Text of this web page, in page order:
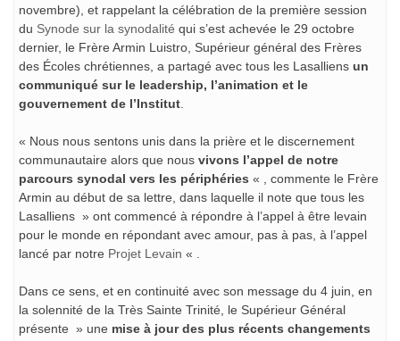
novembre), et rappelant la célébration de la première session
du Synode sur la synodalité qui s’est achevée le 29 octobre
dernier, le Frère Armin Luistro, Supérieur général des Frères
des Écoles chrétiennes, a partagé avec tous les Lasalliens un
communiqué sur le leadership, l’animation et le
gouvernement de l’Institut
« Nous nous sentons unis dans la prière et le discernement
communautaire alors que nous vivons l’appel de notre
parcours synodal vers les périphéries « , commente le Frère
Armin au début de sa lettre, dans laquelle il note que tous les
Lasalliens » ont commencé à répondre à l’appel à être levain
pour le monde en répondant avec amour, pas à pas, à l’appel
lancé par notre Projet Levain « .
Dans ce sens, et en continuité avec son message du 4 juin, en
la solennité de la Très Sainte Trinité, le Supérieur Général
présente » une mise à jour des plus récents changements